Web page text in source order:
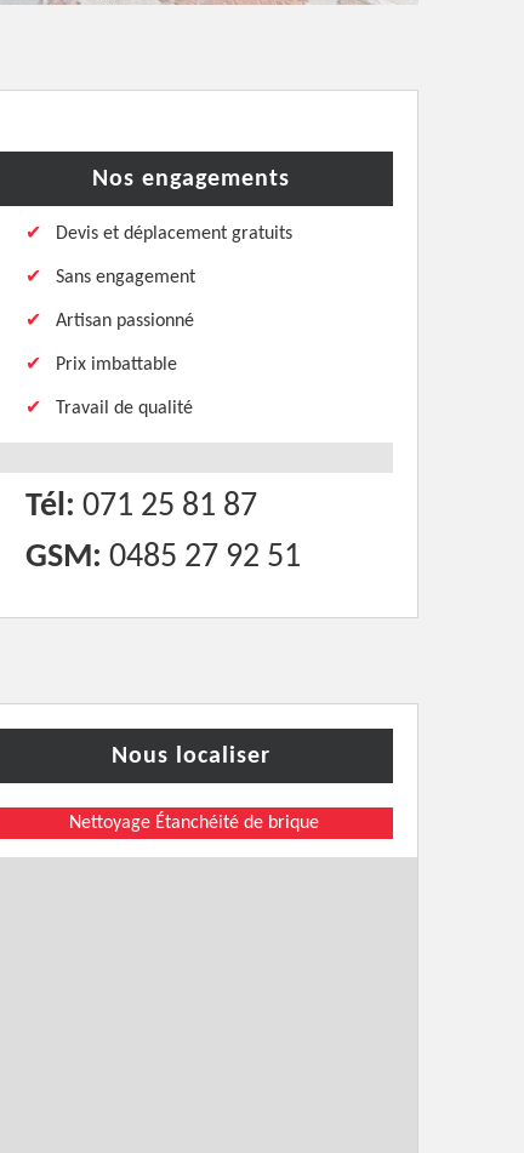
Nos engagements
Devis et déplacement gratuits
Sans engagement
Artisan passionné
Prix imbattable
Travail de qualité
Tél: 071 25 81 87
GSM: 0485 27 92 51
Nous localiser
Nettoyage Étanchéité de brique